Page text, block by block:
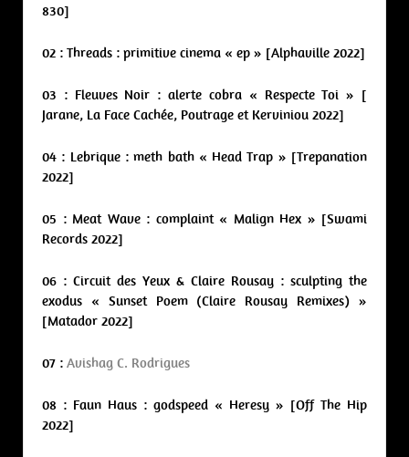
830]
02 : Threads : primitive cinema « ep » [Alphaville 2022]
03 : Fleuves Noir : alerte cobra « Respecte Toi » [
Jarane, La Face Cachée, Poutrage et Kerviniou 2022]
04 : Lebrique : meth bath « Head Trap » [Trepanation
2022]
05 : Meat Wave : complaint « Malign Hex » [Swami
Records 2022]
06 : Circuit des Yeux & Claire Rousay : sculpting the
exodus « Sunset Poem (Claire Rousay Remixes) »
[Matador 2022]
07 : Avishag C. Rodrigues
08 : Faun Haus : godspeed « Heresy » [Off The Hip
2022]